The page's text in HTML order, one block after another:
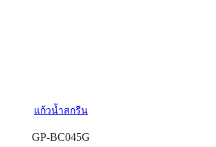
แก้วน้ำสกรีน
GP-BC045G